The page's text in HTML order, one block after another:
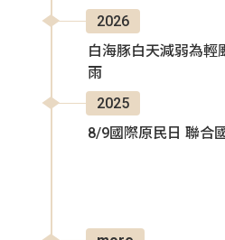
2026
白海豚白天減弱為輕
雨
2025
8/9國際原民日 聯合